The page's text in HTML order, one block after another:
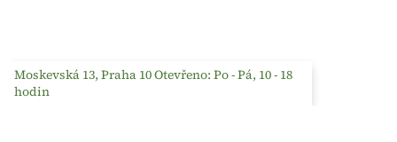
Moskevská 13, Praha 10 Otevřeno: Po - Pá, 10 - 18
hodin